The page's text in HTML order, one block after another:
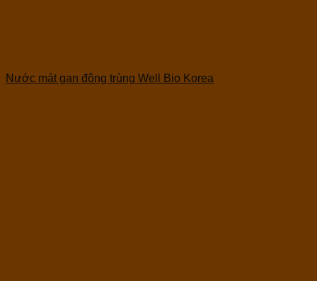
Nước mát gan đông trùng Well Bio Korea